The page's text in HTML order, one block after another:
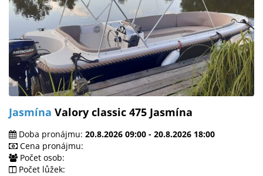
Jasmína Valory classic 475 Jasmína
Doba pronájmu: 20.8.2026 09:00 - 20.8.2026 18:00
Cena pronájmu:
Počet osob:
Počet lůžek: